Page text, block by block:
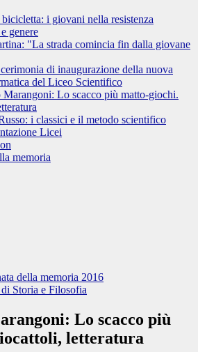
i giovani nella resistenza
genere
"La strada comincia fin dalla giovane
di inaugurazione della nuova
del Liceo Scientifico
Lo scacco più matto-giochi.
i classici e il metodo scientifico
Licei
memoria
della memoria 2016
Storia e Filosofia
Lo scacco più
letteratura